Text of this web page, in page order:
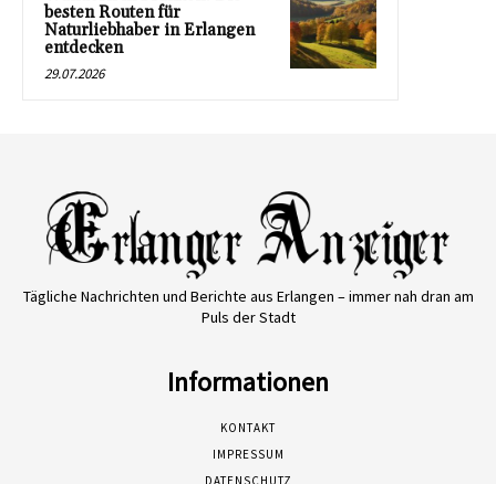
besten Routen für
Naturliebhaber in Erlangen
entdecken
29.07.2026
Tägliche Nachrichten und Berichte aus Erlangen – immer nah dran am
Puls der Stadt
Informationen
KONTAKT
IMPRESSUM
DATENSCHUTZ